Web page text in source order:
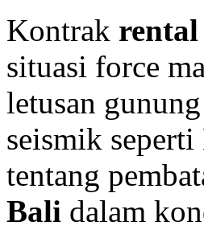
Kontrak
situasi force
letusan
seismik
tentang
Bali dalam